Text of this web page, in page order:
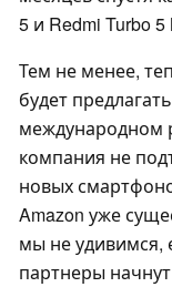
5 и Redmi Turbo
Тем не менее,
будет
международном
компания не
новых
Amazon уже
мы не удивимся,
партнеры